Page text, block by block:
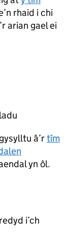
rhaid i chi
arian gael ei
â’rtîm
yn ôl.
i’ch